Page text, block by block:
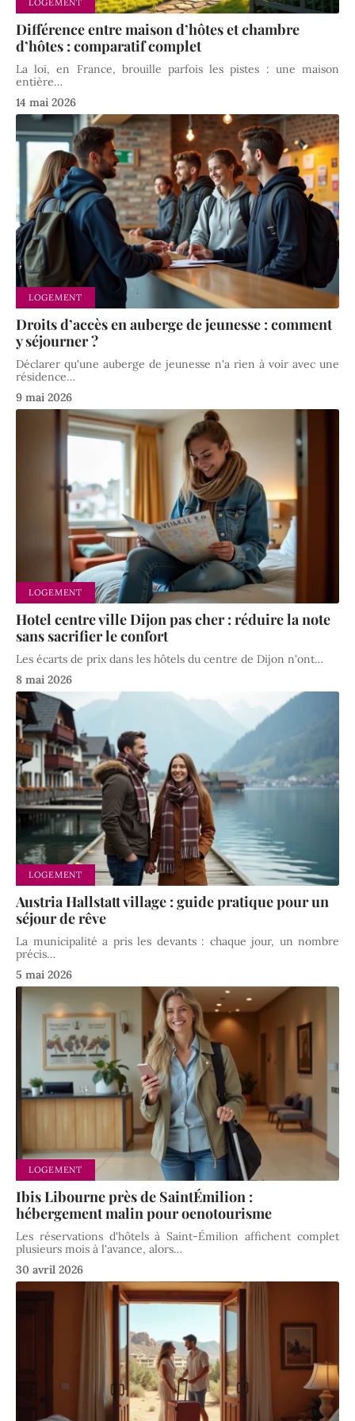
LOGEMENT
Différence entre maison d’hôtes et chambre
d’hôtes : comparatif complet
La loi, en France, brouille parfois les pistes : une maison
entière…
14 mai 2026
LOGEMENT
Droits d’accès en auberge de jeunesse : comment
y séjourner ?
Déclarer qu'une auberge de jeunesse n'a rien à voir avec une
résidence…
9 mai 2026
LOGEMENT
Hotel centre ville Dijon pas cher : réduire la note
sans sacrifier le confort
Les écarts de prix dans les hôtels du centre de Dijon n'ont…
8 mai 2026
LOGEMENT
Austria Hallstatt village : guide pratique pour un
séjour de rêve
La municipalité a pris les devants : chaque jour, un nombre
précis…
5 mai 2026
LOGEMENT
Ibis Libourne près de SaintÉmilion :
hébergement malin pour oenotourisme
Les réservations d'hôtels à Saint-Émilion affichent complet
plusieurs mois à l'avance, alors…
30 avril 2026